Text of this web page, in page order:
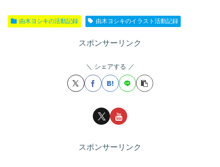
由木ヨシキの活動記録 由木ヨシキのイラスト活動記録
スポンサーリンク
シェアする
スポンサーリンク